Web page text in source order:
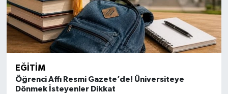
EĞITIM
Öğrenci Affı Resmi Gazete’de! Üniversiteye
Dönmek İsteyenler Dikkat